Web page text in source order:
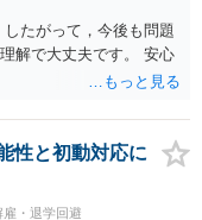
たがって，今後も問題
解で大丈夫です。 安心
性と初動対応に
・退学回避